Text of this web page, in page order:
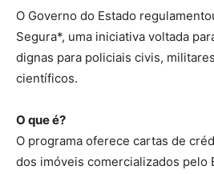
O Governo do Estado
Segura*, uma iniciativa voltada
dignas para policiais civis,
científicos.
O que é?
O programa oferece cartas de
dos imóveis comercializados pelo